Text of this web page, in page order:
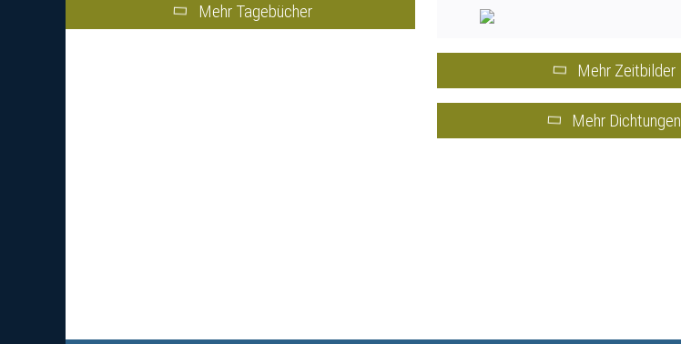
Mehr Tagebücher
Mehr Zeitbilder
Mehr Dichtungen